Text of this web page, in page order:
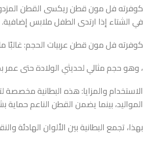
كوفرته فل مون قطن ريكسى القطن
في الشتاء إذا ارتدى الطفل ملابس إضافية.
كوفرته فل مون قطن عربيات الحجم: غالبًا ما
، وهو حجم مثالي لحديثي الولادة حتى
الاستخدام والمزايا: هذه البطانية مخصصة
المواليد، بينما يضمن القطن الناعم
بهذا، تجمع البطانية بين الألوان الهادئة